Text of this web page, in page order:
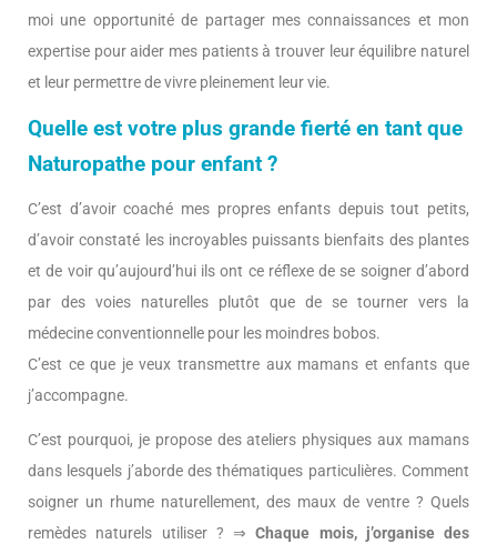
moi une opportunité de partager mes connaissances et mon
expertise pour aider mes patients à trouver leur équilibre naturel
et leur permettre de vivre pleinement leur vie.
Quelle est votre plus grande fierté en tant que
Naturopathe pour enfant ?
C’est d’avoir coaché mes propres enfants depuis tout petits,
d’avoir constaté les incroyables puissants bienfaits des plantes
et de voir qu’aujourd’hui ils ont ce réflexe de se soigner d’abord
par des voies naturelles plutôt que de se tourner vers la
médecine conventionnelle pour les moindres bobos.
C’est ce que je veux transmettre aux mamans et enfants que
j’accompagne.
C’est pourquoi, je propose des ateliers physiques aux mamans
dans lesquels j’aborde des thématiques particulières. Comment
soigner un rhume naturellement, des maux de ventre ? Quels
remèdes naturels utiliser ? ⇒ Chaque mois, j’organise des